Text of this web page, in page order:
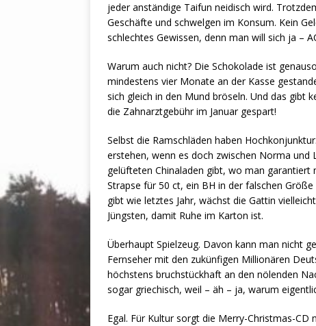
jeder anständige Taifun neidisch wird.
Geschäfte und schwelgen im Konsum. Kein
schlechtes Gewissen, denn man will sich ja –
Warum auch nicht? Die Schokolade ist
mindestens vier Monate an der Kasse
sich gleich in den Mund bröseln. Und das gibt
die Zahnarztgebühr im Januar gespart!
Selbst die Ramschläden haben
erstehen, wenn es doch zwischen Norma und
gelüfteten Chinaladen gibt, wo man
Strapse für 50 ct, ein BH in der falschen
gibt wie letztes Jahr, wächst die Gattin
Jüngsten, damit Ruhe im Karton ist.
Überhaupt Spielzeug. Davon kann man nicht
Fernseher mit den zukünfigen Millionären
höchstens bruchstückhaft an den nölenden
sogar griechisch, weil – äh – ja, warum
Egal. Für Kultur sorgt die Merry-Christmas-